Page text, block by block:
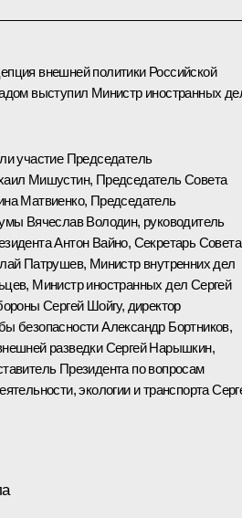
внешней политики Российской
выступил Министр иностранных
участие Председатель
Мишустин, Председатель Совета
Матвиенко, Председатель
Вячеслав Володин, руководитель
Антон Вайно, Секретарь Совета
Патрушев, Министр внутренних дел
, Министр иностранных дел Сергей
Сергей Шойгу, директор
безопасностиАлександр Бортников,
разведкиСергей Нарышкин,
Президента по вопросам
экологии и транспорта